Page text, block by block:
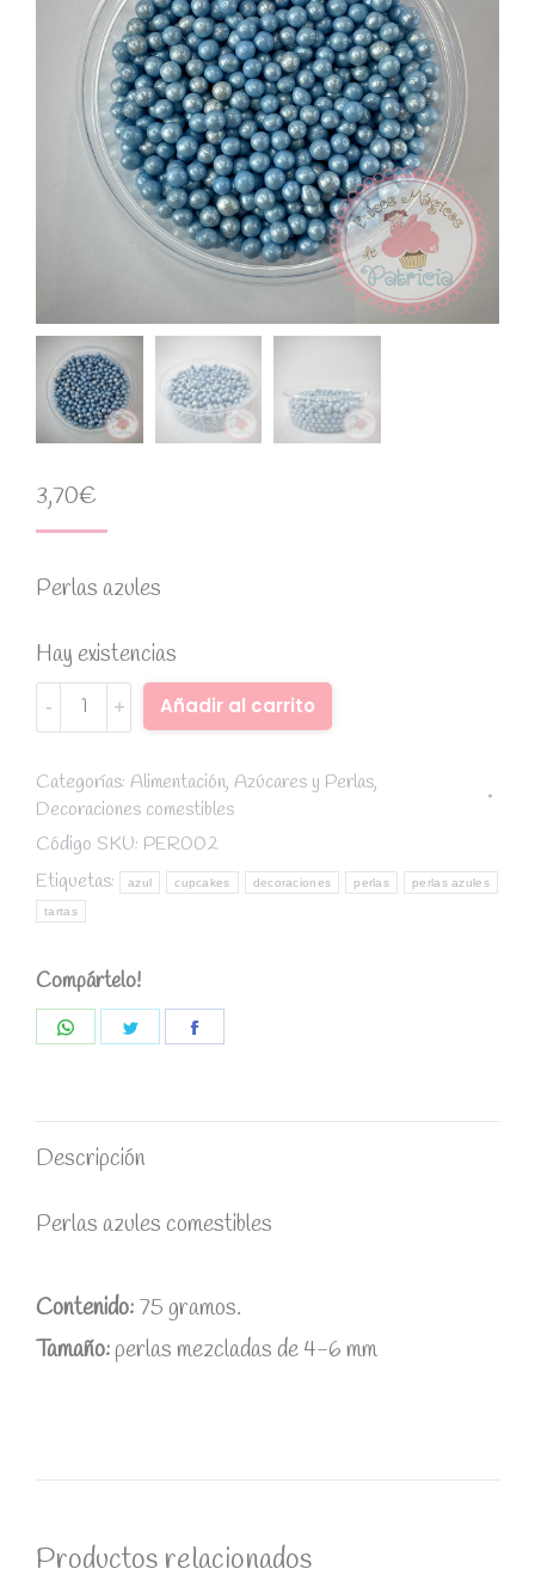
3,70€
Perlas azules
Hay existencias
Perlas
azules
6
mm
quantity
Añadir al carrito
Categorías: Alimentación, Azúcares y Perlas,
Decoraciones comestibles
Código SKU: PER002
Etiquetas:
azul cupcakes decoraciones perlas perlas azules
tartas
Compártelo!
Descripción
Perlas azules comestibles
Contenido:75 gramos.
Tamaño:perlas mezcladas de 4-6 mm
Productos relacionados